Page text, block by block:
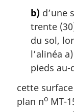
b) d’une
trente
du sol,
l’alinéa
pieds au-
cette
plan no MT-